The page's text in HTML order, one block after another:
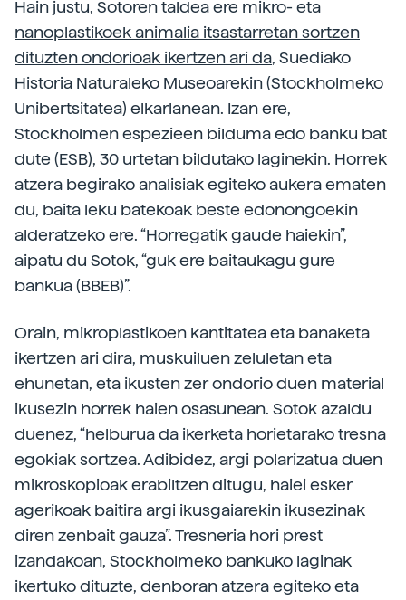
Hain justu, Sotoren taldea ere mikro- eta
nanoplastikoek animalia itsastarretan sortzen
dituzten ondorioak ikertzen ari da, Suediako
Historia Naturaleko Museoarekin (Stockholmeko
Unibertsitatea) elkarlanean. Izan ere,
Stockholmen espezieen bilduma edo banku bat
dute (ESB), 30 urtetan bildutako laginekin. Horrek
atzera begirako analisiak egiteko aukera ematen
du, baita leku batekoak beste edonongoekin
alderatzeko ere. “Horregatik gaude haiekin”,
aipatu du Sotok, “guk ere baitaukagu gure
bankua (BBEB)”.
Orain, mikroplastikoen kantitatea eta banaketa
ikertzen ari dira, muskuiluen zeluletan eta
ehunetan, eta ikusten zer ondorio duen material
ikusezin horrek haien osasunean. Sotok azaldu
duenez, “helburua da ikerketa horietarako tresna
egokiak sortzea. Adibidez, argi polarizatua duen
mikroskopioak erabiltzen ditugu, haiei esker
agerikoak baitira argi ikusgaiarekin ikusezinak
diren zenbait gauza”. Tresneria hori prest
izandakoan, Stockholmeko bankuko laginak
ikertuko dituzte, denboran atzera egiteko eta